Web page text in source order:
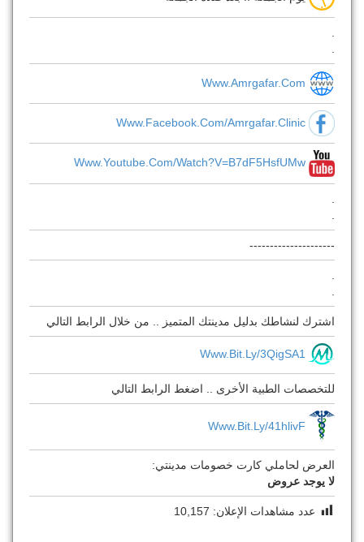
.
.
Www.amrgafar.com
Www.facebook.com/amrgafar.clinic
Www.youtube.com/watch?v=b7dF5HsfUMw
---------------------
اشترك لنشاطك بدليل مدينتك المتميز .. من خلال الرابط التالي
Www.bit.ly/3QigSA1
للتخصصات الطبية الأخرى .. اضغط الرابط التالي
Www.bit.ly/41hlivF
العرض لحاملي كارت خصومات مدينتي:
لا يوجد عروض
عدد مشاهدات الإعلان: 10,157